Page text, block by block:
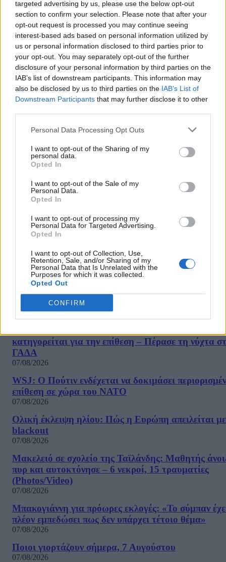
targeted advertising by us, please use the below opt-out
section to confirm your selection. Please note that after your
opt-out request is processed you may continue seeing
interest-based ads based on personal information utilized by
us or personal information disclosed to third parties prior to
your opt-out. You may separately opt-out of the further
disclosure of your personal information by third parties on the
IAB’s list of downstream participants. This information may
also be disclosed by us to third parties on the IAB’s List of
Downstream Participants that may further disclose it to other
Personal Data Processing Opt Outs
I want to opt-out of the Sharing of my
personal data.
Opted In
I want to opt-out of the Sale of my
Personal Data.
Opted In
I want to opt-out of processing my
Personal Data for Targeted Advertising.
Opted In
I want to opt-out of Collection, Use,
Retention, Sale, and/or Sharing of my
Personal Data that Is Unrelated with the
Purposes for which it was collected.
Opted Out
CONFIRM
κρίσιμη η κατάσταση του»
13/03/2021
Οι γιατροί του Δημήτρη Κουφοντίνα χαρακτηρίζουν οριακή την
κατάσταση της υγείας του, με ανακοίνωση που εξέδωσαν το πρωί
ανακοίνωση των γιατρών «O απεργός πείνας Δημήτρης
Κουφοντίνας διανύει σήμερα την 65η ημέρα απεργίας πείνας. Η...
Σελίδα 1 από 12
ΡΟΗ ΕΙΔΗΣΕΩΝ
κατηγορείται για την επίθεση – Πέρασε τη νύχτα
ΓΑΔΑ
07/08/2026
WSJ: Ο Πούτιν ενδέχεται να δοκιμάσει
επίθεση σε χώρα του ΝΑΤΟ
07/08/2026
Ολική έκλειψη ηλίου: Πώς η Ευρώπη απειλείται με
blackout
07/08/2026
Μακελειό σε σχολείο της Ταϊλάνδης: Μαθητής
πυρ και αυτοκτόνησε – 6 νεκροί, 15 τραυματίες
(Photos/Video)
07/08/2026
Μπακογιάννη για πρόωρες εκλογές: «Το σύμπαν
πλέον εμπεδώσει πως δεν υπάρχει τέτοιο θέμα»
07/08/2026
Ποιοι γιορτάζουν σήμερα, 7 Αυγούστου
07/08/2026